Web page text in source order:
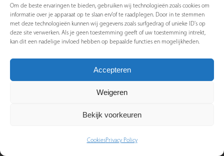
Om de beste ervaringen te bieden, gebruiken wij technologieën zoals cookies om
informatie over je apparaat op te slaan en/of te raadplegen. Door in te stemmen
met deze technologieën kunnen wij gegevens zoals surfgedrag of unieke ID's op
deze site verwerken. Als je geen toestemming geeft of uw toestemming intrekt,
kan dit een nadelige invloed hebben op bepaalde functies en mogelijkheden.
Accepteren
Weigeren
Bekijk voorkeuren
CookiesPrivacy Policy
Website door:
BlackDesk
Privacy
Policy
Algemene
Voorwaarden
Cookies